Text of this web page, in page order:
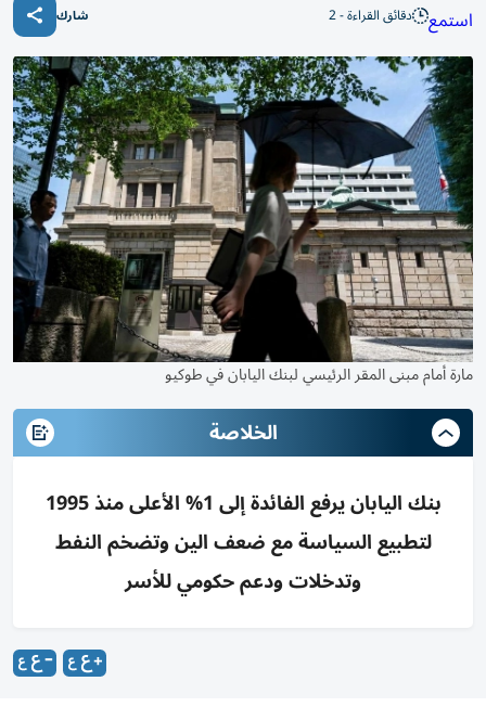
استمع دقائق القراءة - 2 شارك
مارة أمام مبنى المقر الرئيسي لبنك اليابان في طوكيو
الخلاصة
بنك اليابان يرفع الفائدة إلى 1% الأعلى منذ 1995
لتطبيع السياسة مع ضعف الين وتضخم النفط
وتدخلات ودعم حكومي للأسر